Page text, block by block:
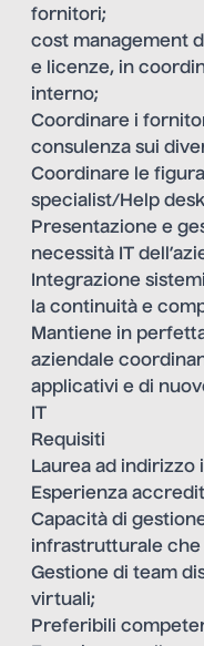
fornitori;
cost management
e licenze, in
interno;
Coordinare i
consulenza sui
Coordinare le
specialist/Help
Presentazione e
necessità IT
Integrazione
la continuità e
Mantiene in
aziendale
applicativi e di
IT
Requisiti
Laurea ad
Esperienza
Capacità di
infrastrutturale che
Gestione di team
virtuali;
Preferibili